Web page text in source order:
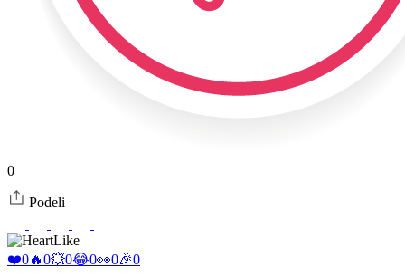
0
Podeli
Like
❤️0🔥0💥0😂0👀0🎉0